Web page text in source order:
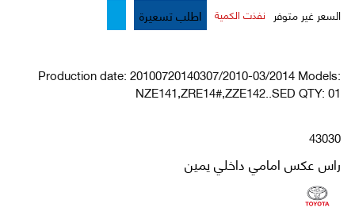
السعر غير متوفر نفذت الكمية اطلب تسعيرة
Production date: 20100720140307/2010-03/2014 Models:
NZE141,ZRE14#,ZZE142..SED QTY: 01
43030
راس عكس امامي داخلي يمين